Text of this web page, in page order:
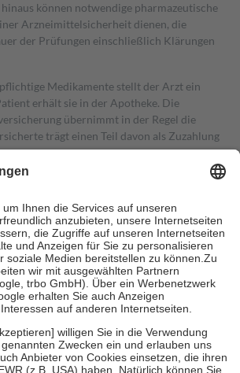
können notwendige pharmazeutische
Arzneimittelsicherheit dienen, die
der Prüfungen einschließlich Klärungen
Medikamente stellt der Arzt ein
erhält sie in der Apotheke. Die
übernimmt in der Regel die
trägt einen Teil davon als Zuzahlung
Zuzahlungen in Höhe von zehn
Es sind jedoch nie mehr als die tatsächlichen
entrichten.
auch für Online-Apotheken.
Krankenpflege beträgt die
der Kosten sowie zehn Euro je
Versicherten für ihre eigene Gesundheit zu
Stellung der Familie zu unterstützen,
an bei:
bis zum vollendeten 18. Lebensjahr